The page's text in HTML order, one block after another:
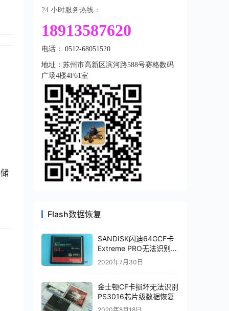
24 小时服务热线：
18913587620
电话： 0512-68051520
地址：苏州市高新区滨河路588号赛格数码
广场4楼4F61室
Flash数据恢复
SANDISK闪迪64GCF卡
Extreme PRO无法识别存
储卡损坏不识别CF卡数据
2020年7月30日
金士顿CF卡损坏无法识别
PS3016芯片级数据恢复